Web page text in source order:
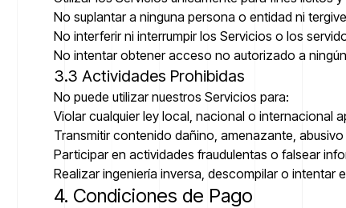
No suplantar a ninguna persona o entidad ni
No interferir ni interrumpir los Servicios o los
No intentar obtener acceso no autorizado a
3.3 Actividades Prohibidas
No puede utilizar nuestros Servicios para:
Violar cualquier ley local, nacional o internacional
Transmitir contenido dañino, amenazante,
Participar en actividades fraudulentas o falsear
Realizar ingeniería inversa, descompilar o
4. Condiciones de Pago